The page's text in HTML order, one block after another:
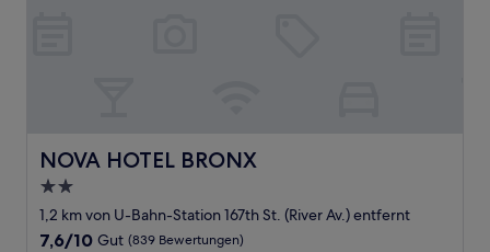
NOVA HOTEL BRONX
NOVA HOTEL BRONX
2.0-
Sterne-
Unterkunft
1,2 km von U-Bahn-Station 167th St. (River Av.) entfernt
7.6
7,6/10 Gut (839 Bewertungen)